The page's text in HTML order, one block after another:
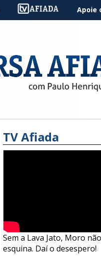
Apoie
TV Afiada
Sem a Lava Jato, Moro
esquina. Daí o desespero!